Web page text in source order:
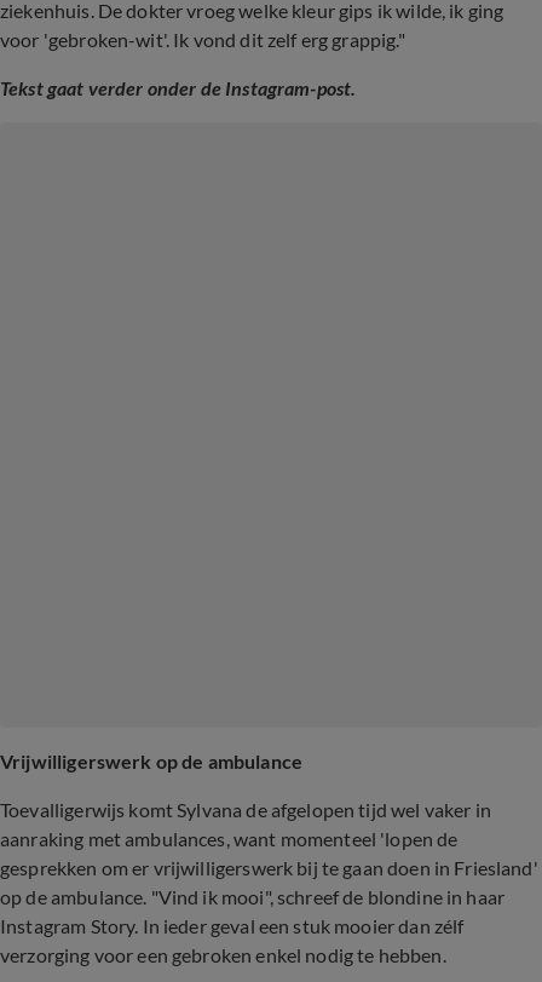
ziekenhuis. De dokter vroeg welke kleur gips ik wilde, ik ging
voor 'gebroken-wit'. Ik vond dit zelf erg grappig."
Tekst gaat verder onder de Instagram-post.
Vrijwilligerswerk op de ambulance
Toevalligerwijs komt Sylvana de afgelopen tijd wel vaker in
aanraking met ambulances, want momenteel 'lopen de
gesprekken om er vrijwilligerswerk bij te gaan doen in Friesland'
op de ambulance. "Vind ik mooi", schreef de blondine in haar
Instagram Story. In ieder geval een stuk mooier dan zélf
verzorging voor een gebroken enkel nodig te hebben.